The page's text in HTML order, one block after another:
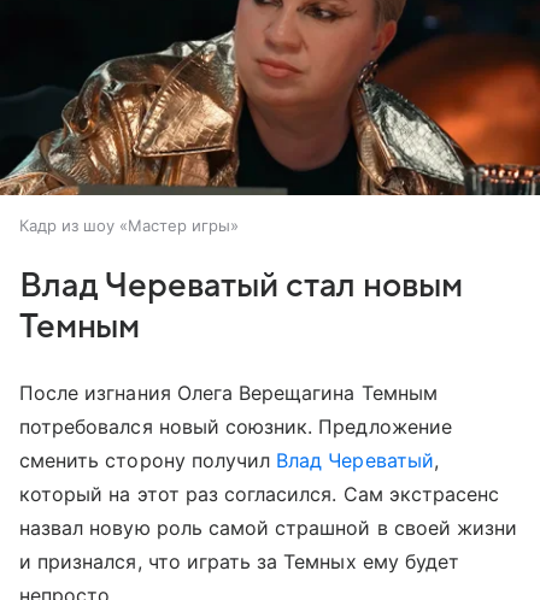
Кадр из шоу «Мастер игры»
Влад Череватый стал новым
Темным
После изгнания Олега Верещагина Темным
потребовался новый союзник. Предложение
сменить сторону получил Влад Череватый,
который на этот раз согласился. Сам экстрасенс
назвал новую роль самой страшной в своей жизни
и признался, что играть за Темных ему будет